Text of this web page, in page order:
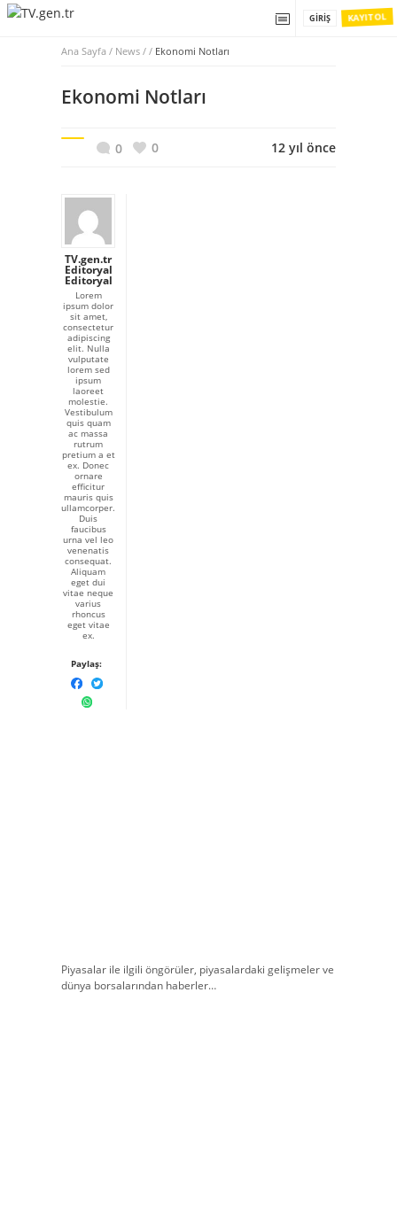
KAYIT OL
GIRIŞ
Ana Sayfa / News / / Ekonomi Notları
Ekonomi Notları
0 0 12 yıl önce
TV.gen.tr
Editoryal
Editoryal
Lorem
ipsum dolor
sit amet,
consectetur
adipiscing
elit. Nulla
vulputate
lorem sed
ipsum
laoreet
molestie.
Vestibulum
quis quam
ac massa
rutrum
pretium a et
ex. Donec
ornare
efficitur
mauris quis
ullamcorper.
Duis
faucibus
urna vel leo
venenatis
consequat.
Aliquam
eget dui
vitae neque
varius
rhoncus
eget vitae
ex.
Paylaş:
Piyasalar ile ilgili öngörüler, piyasalardaki gelişmeler ve
dünya borsalarından haberler…